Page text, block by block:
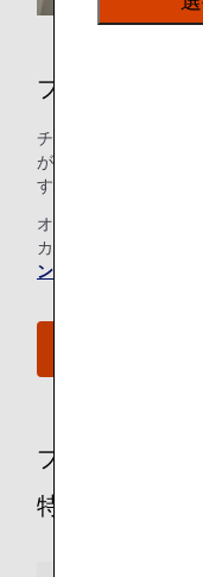
プレミアムエ
チェックインから搭
が、できるだけ簡単
す。
オンラインチェック
カウンターへのお立
ンラインチェックイン
プレミアムエ
特典